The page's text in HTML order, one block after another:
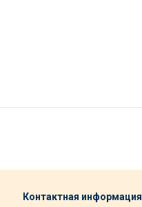
Контактная информация